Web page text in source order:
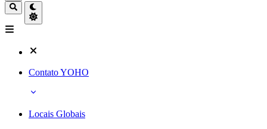
Contato YOHO
Locais Globais